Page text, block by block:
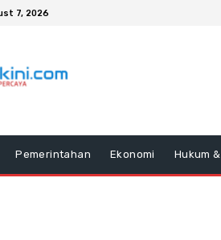
7, 2026
Pemerintahan Ekonomi Hukum